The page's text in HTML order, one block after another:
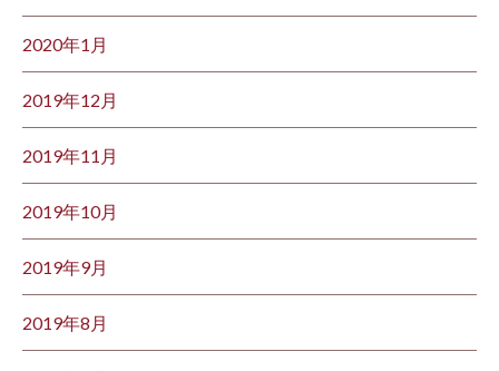
2020年1月
2019年12月
2019年11月
2019年10月
2019年9月
2019年8月